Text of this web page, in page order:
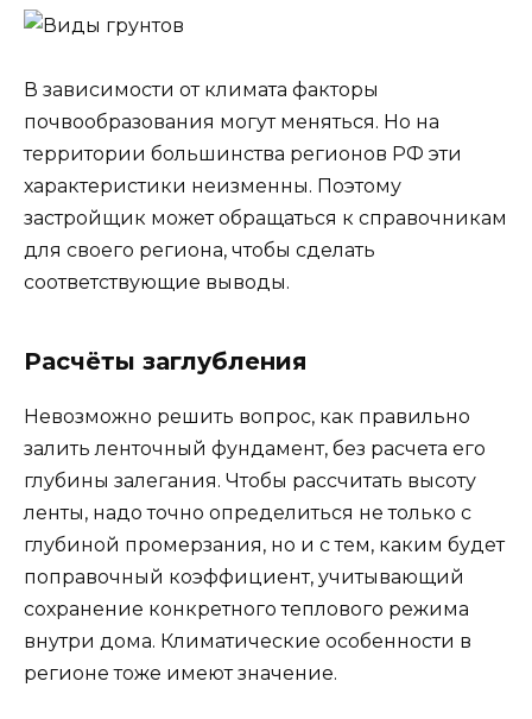
В зависимости от климата факторы
почвообразования могут меняться. Но на
территории большинства регионов РФ эти
характеристики неизменны. Поэтому
застройщик может обращаться к справочникам
для своего региона, чтобы сделать
соответствующие выводы.
Расчёты заглубления
Невозможно решить вопрос, как правильно
залить ленточный фундамент, без расчета его
глубины залегания. Чтобы рассчитать высоту
ленты, надо точно определиться не только с
глубиной промерзания, но и с тем, каким будет
поправочный коэффициент, учитывающий
сохранение конкретного теплового режима
внутри дома. Климатические особенности в
регионе тоже имеют значение.